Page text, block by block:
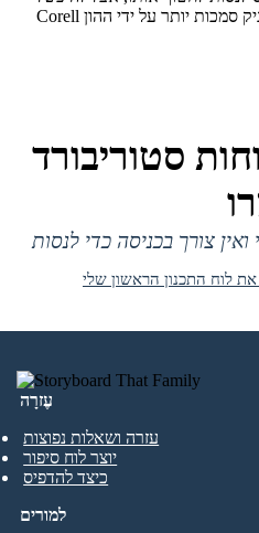
סטוריבורד
את לוח התכנון הראשון שלי
עֶזרָה
עזרה ושאלות נפוצות
יוצר לוח סיפור
כיצד להדפיס
למורים